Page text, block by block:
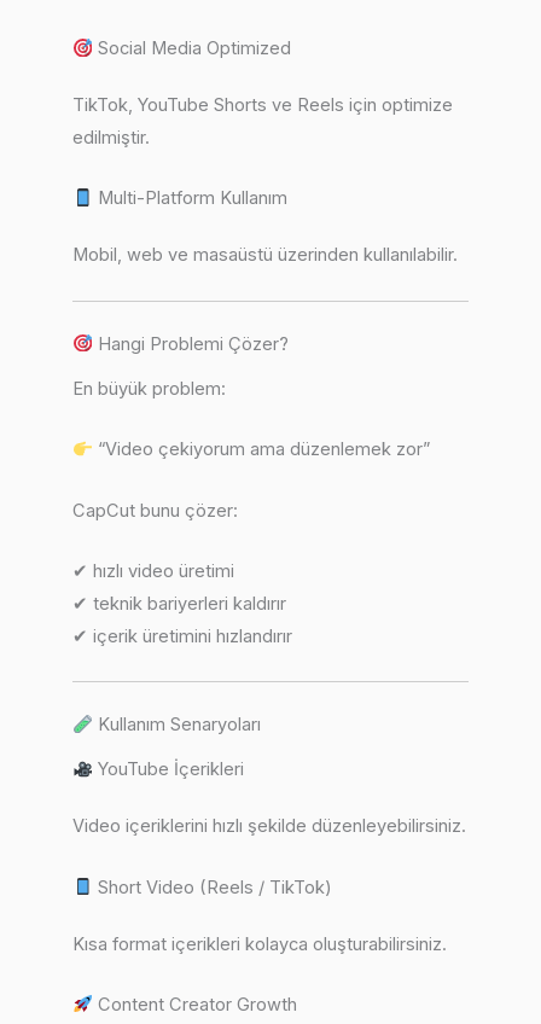
Social Media Optimized
TikTok, YouTube Shorts ve Reels için optimize
edilmiştir.
Multi-Platform Kullanım
Mobil, web ve masaüstü üzerinden kullanılabilir.
Hangi Problemi Çözer?
En büyük problem:
“Video çekiyorum ama düzenlemek zor”
CapCut bunu çözer:
✔ hızlı video üretimi
✔ teknik bariyerleri kaldırır
✔ içerik üretimini hızlandırır
Kullanım Senaryoları
YouTube İçerikleri
Video içeriklerini hızlı şekilde düzenleyebilirsiniz.
Short Video (Reels / TikTok)
Kısa format içerikleri kolayca oluşturabilirsiniz.
Content Creator Growth